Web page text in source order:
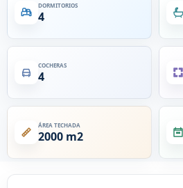
DORMITORIOS
4
COCHERAS
4
ÁREA TECHADA
2000 m2